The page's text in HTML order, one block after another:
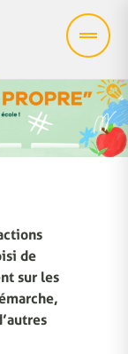
de
sur les